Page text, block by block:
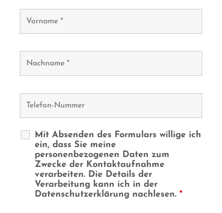
Mit Absenden des Formulars willige ich
ein, dass Sie meine
personenbezogenen Daten zum
Zwecke der Kontaktaufnahme
verarbeiten. Die Details der
Verarbeitung kann ich in der
Datenschutzerklärung nachlesen. *